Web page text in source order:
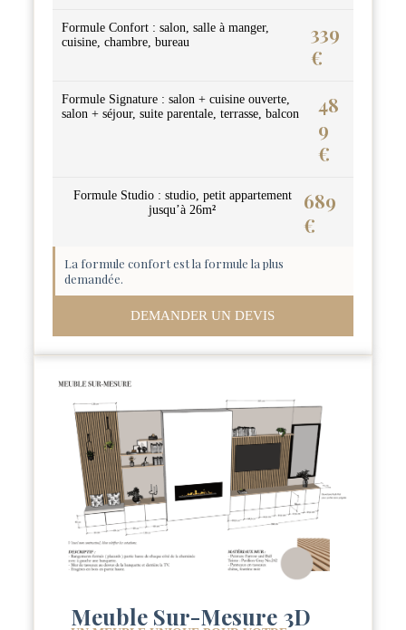
Formule Confort : salon, salle à manger,
cuisine, chambre, bureau
339
€
Formule Signature : salon + cuisine ouverte,
salon + séjour, suite parentale, terrasse, balcon
48
9
€
Formule Studio : studio, petit appartement
jusqu’à 26m²
689
€
La formule confort est la formule la plus
demandée.
DEMANDER UN DEVIS
Meuble Sur-Mesure 3D